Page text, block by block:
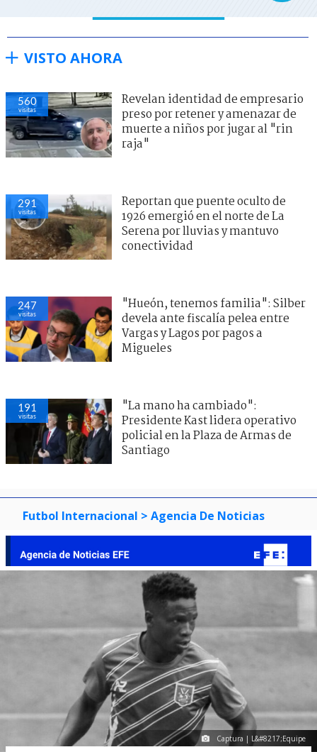
VISTO AHORA
560
visitas
Revelan identidad de empresario
preso por retener y amenazar de
muerte a niños por jugar al "rin
raja"
291
visitas
Reportan que puente oculto de
1926 emergió en el norte de La
Serena por lluvias y mantuvo
conectividad
247
visitas
"Hueón, tenemos familia": Silber
devela ante fiscalía pelea entre
Vargas y Lagos por pagos a
Migueles
191
visitas
"La mano ha cambiado":
Presidente Kast lidera operativo
policial en la Plaza de Armas de
Santiago
Futbol Internacional > Agencia De Noticias
Captura | L&#8217;Equipe